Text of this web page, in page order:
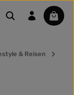
& Reisen